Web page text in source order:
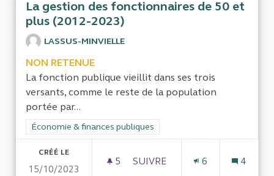
La gestion des fonctionnaires de 50 et
plus (2012-2023)
LASSUS-MINVIELLE
NON RETENUE
La fonction publique vieillit dans ses trois
versants, comme le reste de la population
portée par...
Filtrer les résultats de la catégorie : Économie & finances
Économie & finances publiques
CRÉÉ LE
15/10/2023
5 5 ABONNÉS
SUIVRE
6 4